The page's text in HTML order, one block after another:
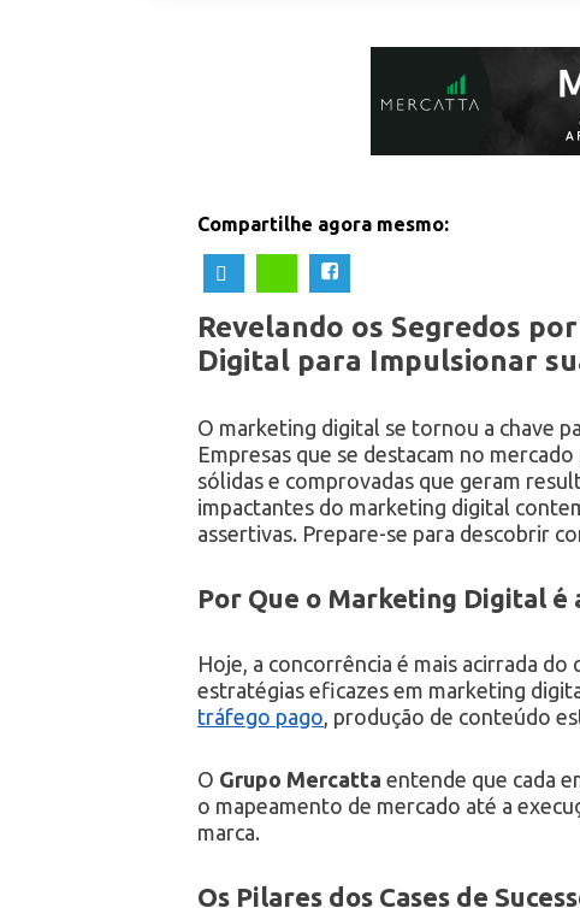
Compartilhe agora mesmo:
Revelando os Segredos
Digital para Impulsionar
O marketing digital se tornou a chave
Empresas que se destacam no
sólidas e comprovadas que geram
impactantes do marketing digital
assertivas. Prepare-se para descobrir
Por Que o Marketing Digital é
Hoje, a concorrência é mais acirrada
estratégias eficazes em marketing
tráfego pago, produção de conteúdo
O Grupo Mercatta entende que cada
o mapeamento de mercado até a
marca.
Os Pilares dos Cases de